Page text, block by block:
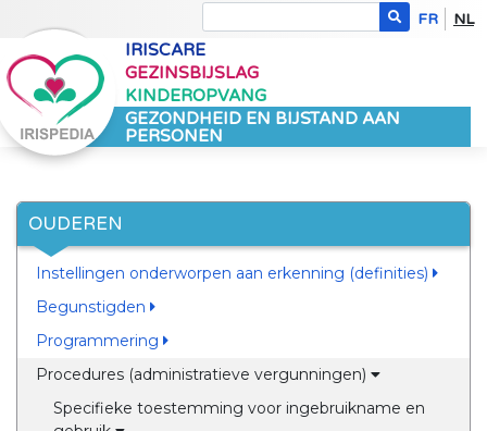
FR NL
IRISCARE
GEZINSBIJSLAG
KINDEROPVANG
GEZONDHEID EN BIJSTAND AAN
PERSONEN
OUDEREN
Instellingen onderworpen aan erkenning (definities)
Begunstigden
Programmering
Procedures (administratieve vergunningen)
Specifieke toestemming voor ingebruikname en